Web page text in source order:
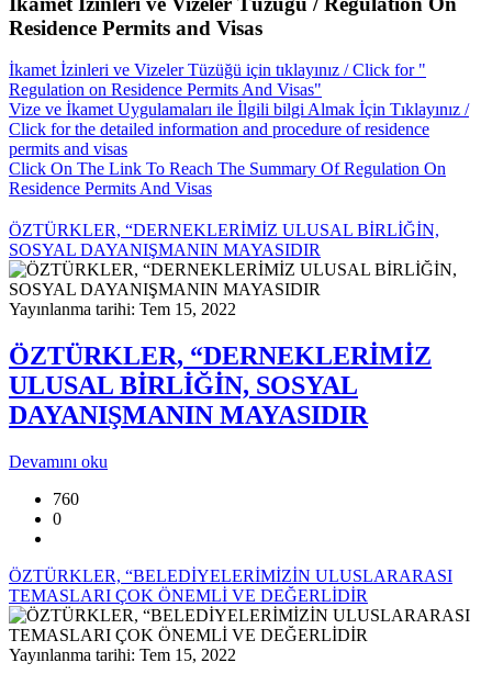
Residence Permits and Visas
İkamet İzinleri ve Vizeler Tüzüğü için tıklayınız / Click for "
Regulation on Residence Permits And Visas"
Vize ve İkamet Uygulamaları ile İlgili bilgi Almak İçin Tıklayınız /
Click for the detailed information and procedure of residence
permits and visas
Click On The Link To Reach The Summary Of Regulation On
Residence Permits And Visas
ÖZTÜRKLER, “DERNEKLERİMİZ ULUSAL BİRLİĞİN,
SOSYAL DAYANIŞMANIN MAYASIDIR
Yayınlanma tarihi: Tem 15, 2022
ÖZTÜRKLER, “DERNEKLERİMİZ
ULUSAL BİRLİĞİN, SOSYAL
DAYANIŞMANIN MAYASIDIR
Devamını oku
760
0
ÖZTÜRKLER, “BELEDİYELERİMİZİN ULUSLARARASI
TEMASLARI ÇOK ÖNEMLİ VE DEĞERLİDİR
Yayınlanma tarihi: Tem 15, 2022